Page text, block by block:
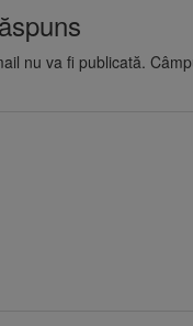
nu va fi publicată.